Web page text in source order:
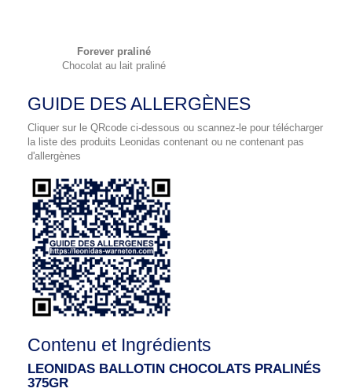
Forever praliné
Chocolat au lait praliné
GUIDE DES ALLERGÈNES
Cliquer sur le QRcode ci-dessous ou scannez-le pour télécharger
la liste des produits Leonidas contenant ou ne contenant pas
d'allergènes
Contenu et Ingrédients
LEONIDAS BALLOTIN CHOCOLATS PRALINÉS
375GR